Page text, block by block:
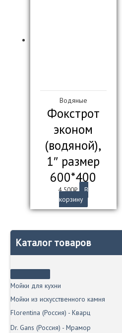
Каталог товаров
Мойки для кухни
Мойки из искусственного камня
Florentina (Россия) - Кварц
Dr. Gans (Россия) - Мрамор
Водяные
Фокстрот
эконом
(водяной),
1″ размер
600*400
4 500₽
В
корзину